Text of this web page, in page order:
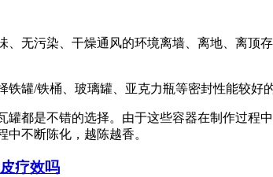
、无污染、干燥通风的环境离墙、离地、离
罐/铁桶、玻璃罐、亚克力瓶等密封性能较好
罐都是不错的选择。由于这些容器在制作过
不断陈化，越陈越香。
疗效吗